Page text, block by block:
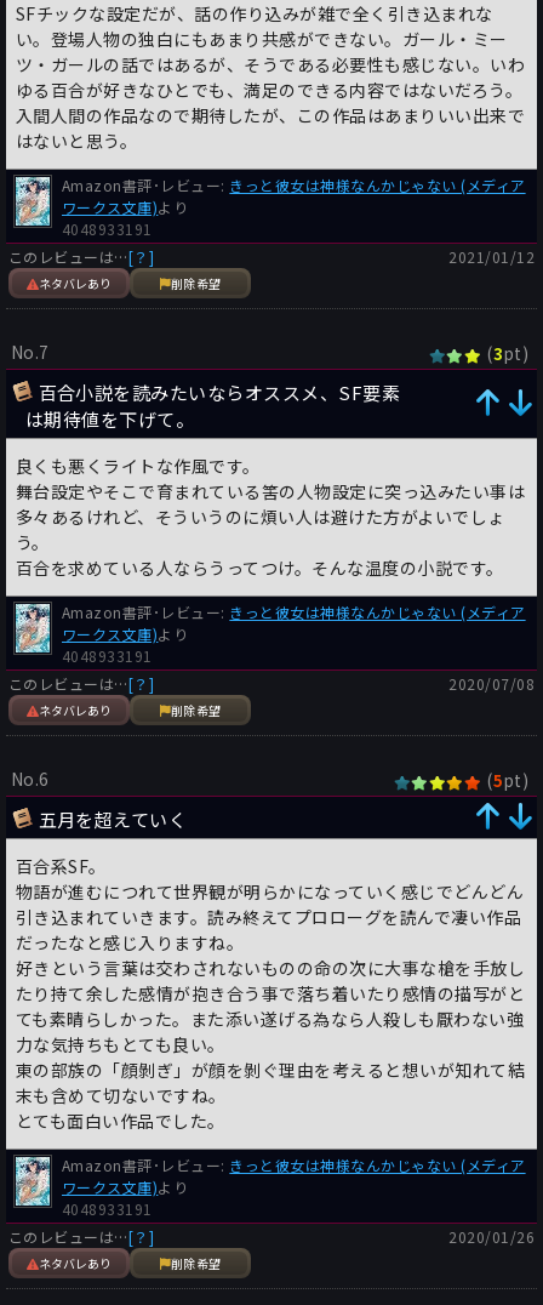
SFチックな設定だが、話の作り込みが雑で全く引き込まれな
い。登場人物の独白にもあまり共感ができない。ガール・ミー
ツ・ガールの話ではあるが、そうである必要性も感じない。いわ
ゆる百合が好きなひとでも、満足のできる内容ではないだろう。
入間人間の作品なので期待したが、この作品はあまりいい出来で
はないと思う。
Amazon書評･レビュー: きっと彼女は神様なんかじゃない (メディア
ワークス文庫)より
4048933191
このレビューは…[？]
ネタバレあり 削除希望
2021/01/12
No.7 (3pt)
百合小説を読みたいならオススメ、SF要素
は期待値を下げて。
良くも悪くライトな作風です。
舞台設定やそこで育まれている筈の人物設定に突っ込みたい事は
多々あるけれど、そういうのに煩い人は避けた方がよいでしょ
う。
百合を求めている人ならうってつけ。そんな温度の小説です。
Amazon書評･レビュー: きっと彼女は神様なんかじゃない (メディア
ワークス文庫)より
4048933191
このレビューは…[？]
ネタバレあり 削除希望
2020/07/08
No.6 (5pt)
五月を超えていく
百合系SF。
物語が進むにつれて世界観が明らかになっていく感じでどんどん
引き込まれていきます。読み終えてプロローグを読んで凄い作品
だったなと感じ入りますね。
好きという言葉は交わされないものの命の次に大事な槍を手放し
たり持て余した感情が抱き合う事で落ち着いたり感情の描写がと
ても素晴らしかった。また添い遂げる為なら人殺しも厭わない強
力な気持ちもとても良い。
東の部族の「顔剝ぎ」が顔を剝ぐ理由を考えると想いが知れて結
末も含めて切ないですね。
とても面白い作品でした。
Amazon書評･レビュー: きっと彼女は神様なんかじゃない (メディア
ワークス文庫)より
4048933191
このレビューは…[？]
ネタバレあり 削除希望
2020/01/26